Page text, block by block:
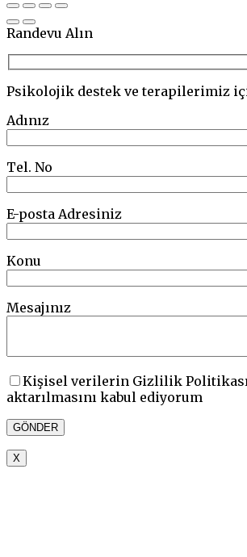
to
top
Randevu Alın
Psikolojik destek ve terapilerimiz
Adınız
Tel. No
E-posta Adresiniz
Konu
Mesajınız
Kişisel verilerin Gizlilik
aktarılmasını kabul ediyorum
X